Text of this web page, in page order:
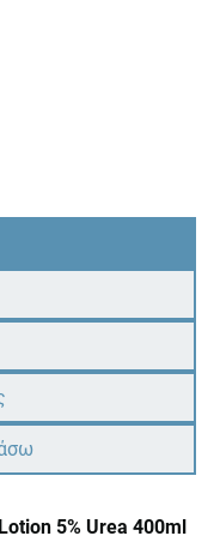
5% Urea 400ml